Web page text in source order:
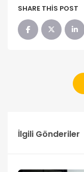
SHARE THIS POST
İlgili Gönderiler